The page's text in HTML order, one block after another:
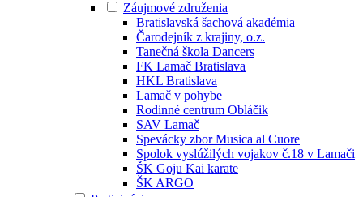
Záujmové združenia
Bratislavská šachová akadémia
Čarodejník z krajiny, o.z.
Tanečná škola Dancers
FK Lamač Bratislava
HKL Bratislava
Lamač v pohybe
Rodinné centrum Obláčik
SAV Lamač
Spevácky zbor Musica al Cuore
Spolok vyslúžilých vojakov č.18 v Lamači
ŠK Goju Kai karate
ŠK ARGO